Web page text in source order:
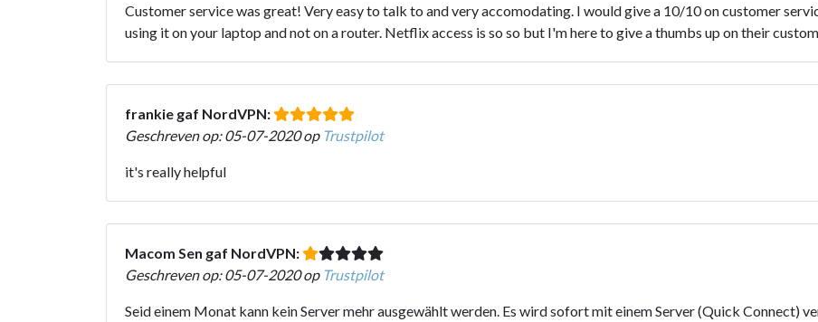
Customer service was great! Very easy to talk to and very accomodating. I would give a 10/10 on customer
using it on your laptop and not on a router. Netflix access is so so but I'm here to give a thumbs up on their
frankie gaf NordVPN:
Geschreven op: 05-07-2020 op Trustpilot
it's really helpful
Macom Sen gaf NordVPN:
Geschreven op: 05-07-2020 op Trustpilot
Seid einem Monat kann kein Server mehr ausgewählt werden. Es wird sofort mit einem Server (Quick Connect)